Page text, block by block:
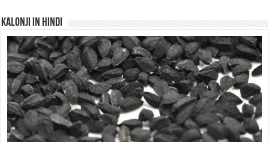
Kalonji In Hindi